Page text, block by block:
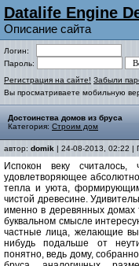
Datalife Engine
Описание сайта
Логин:
Пароль:
Регистрация на сайте! Забыли
Вы просматриваете мобильную
Достоинства домов из бруса
Категория: Строим дом
автор: domik | 24-08-2013, 02:22 |
Испокон веку
удовлетворяющее
тепла и уюта,
чистой древесине.
именно в деревянных домах
буквальном смысле
частные лица, желающие
нибудь подальше от
понятно, ведь дому,